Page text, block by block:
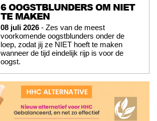
6 OOGSTBLUNDERS OM NIET
TE MAKEN
08 juli 2026 - Zes van de meest
voorkomende oogstblunders onder de
loep, zodat jij ze NIET hoeft te maken
wanneer de tijd eindelijk rijp is voor de
oogst.